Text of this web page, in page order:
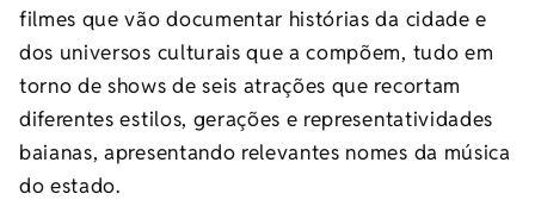
filmes que vão documentar histórias da cidade e
dos universos culturais que a compõem, tudo em
torno de shows de seis atrações que recortam
diferentes estilos, gerações e representatividades
baianas, apresentando relevantes nomes da música
do estado.